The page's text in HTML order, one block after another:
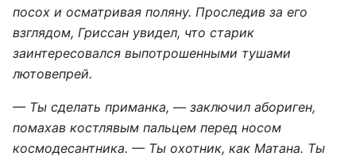
посох и осматривая поляну. Проследив за его
взглядом, Гриссан увидел, что старик
заинтересовался выпотрошенными тушами
лютовепрей.
— Ты сделать приманка, — заключил абориген,
помахав костлявым пальцем перед носом
космодесантника. — Ты охотник, как Матана. Ты